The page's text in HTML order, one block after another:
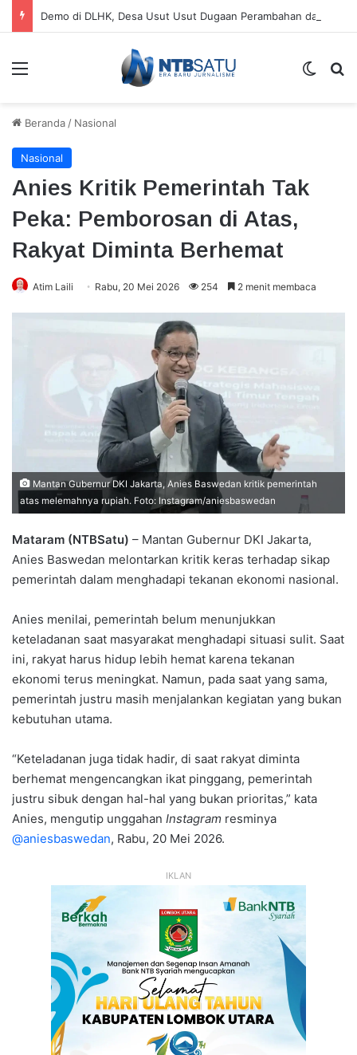
Menu
Beranda / Nasional
Nasional
Anies Kritik Pemerintah Tak
Peka: Pemborosan di Atas,
Rakyat Diminta Berhemat
Atim Laili Rabu, 20 Mei 2026 254 2 menit membaca
Mantan Gubernur DKI Jakarta, Anies Baswedan kritik pemerintah
atas melemahnya rupiah. Foto: Instagram/aniesbaswedan
Mataram (NTBSatu) – Mantan Gubernur DKI Jakarta,
Anies Baswedan melontarkan kritik keras terhadap sikap
pemerintah dalam menghadapi tekanan ekonomi nasional.
Anies menilai, pemerintah belum menunjukkan
keteladanan saat masyarakat menghadapi situasi sulit. Saat
ini, rakyat harus hidup lebih hemat karena tekanan
ekonomi terus meningkat. Namun, pada saat yang sama,
pemerintah justru masih menjalankan kegiatan yang bukan
kebutuhan utama.
“Keteladanan juga tidak hadir, di saat rakyat diminta
berhemat mengencangkan ikat pinggang, pemerintah
justru sibuk dengan hal-hal yang bukan prioritas,” kata
Anies, mengutip unggahan Instagram resminya
@aniesbaswedan, Rabu, 20 Mei 2026.
IKLAN